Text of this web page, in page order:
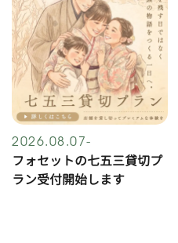
2026.08.07-
フォセットの七五三貸切プ
ラン受付開始します